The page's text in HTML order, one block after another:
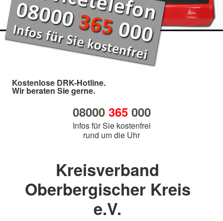
Kostenlose DRK-Hotline.
Wir beraten Sie gerne.
08000 365000
Infos für Sie kostenfrei
rund um die Uhr
Kreisverband
Oberbergischer Kreis
e.V.